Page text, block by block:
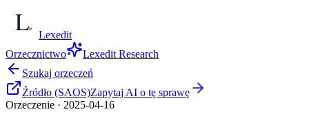
Lexedit
Orzecznictwo
Lexedit Research
Szukaj orzeczeń
Źródło (SAOS)Zapytaj AI o tę sprawę
Orzeczenie · 2025-04-16